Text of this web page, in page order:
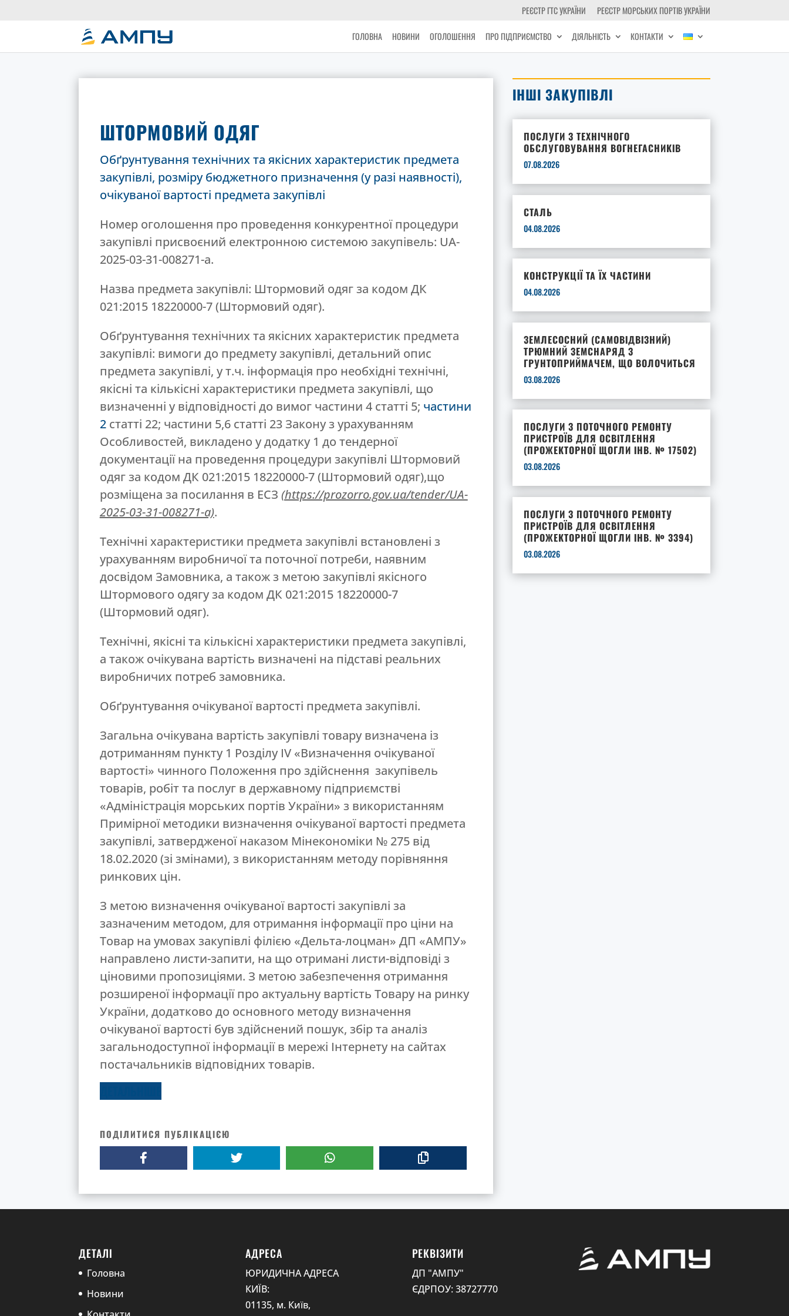
РЕЄСТР ГТС УКРАЇНИ РЕЄСТР МОРСЬКИХ ПОРТІВ УКРАЇНИ
ГОЛОВНА НОВИНИ ОГОЛОШЕННЯ ПРО ПІДПРИЄМСТВО ДІЯЛЬНІСТЬ КОНТАКТИ
ШТОРМОВИЙ ОДЯГ
Обґрунтування технічних та якісних характеристик предмета
закупівлі, розміру бюджетного призначення (у разі наявності),
очікуваної вартості предмета закупівлі
Номер оголошення про проведення конкурентної процедури
закупівлі присвоєний електронною системою закупівель: UA-
2025-03-31-008271-a.
Назва предмета закупівлі: Штормовий одяг за кодом ДК
021:2015 18220000-7 (Штормовий одяг).
Обґрунтування технічних та якісних характеристик предмета
закупівлі: вимоги до предмету закупівлі, детальний опис
предмета закупівлі, у т.ч. інформація про необхідні технічні,
якісні та кількісні характеристики предмета закупівлі, що
визначенні у відповідності до вимог частини 4 статті 5; частини
2статті 22; частини 5,6 статті 23 Закону з урахуванням
Особливостей, викладено у додатку 1 до тендерної
документації на проведення процедури закупівлі Штормовий
одяг за кодом ДК 021:2015 18220000-7 (Штормовий одяг),що
розміщена за посилання в ЕСЗ (https://prozorro.gov.ua/tender/UA-
2025-03-31-008271-a).
Технічні характеристики предмета закупівлі встановлені з
урахуванням виробничої та поточної потреби, наявним
досвідом Замовника, а також з метою закупівлі якісного
Штормового одягу за кодом ДК 021:2015 18220000-7
(Штормовий одяг).
Технічні, якісні та кількісні характеристики предмета закупівлі,
а також очікувана вартість визначені на підставі реальних
виробничих потреб замовника.
Обґрунтування очікуваної вартості предмета закупівлі.
Загальна очікувана вартість закупівлі товару визначена із
дотриманням пункту 1 Розділу ІV «Визначення очікуваної
вартості» чинного Положення про здійснення закупівель
товарів, робіт та послуг в державному підприємстві
«Адміністрація морських портів України» з використанням
Примірної методики визначення очікуваної вартості предмета
закупівлі, затвердженої наказом Мінекономіки № 275 від
18.02.2020 (зі змінами), з використанням методу порівняння
ринкових цін.
З метою визначення очікуваної вартості закупівлі за
зазначеним методом, для отримання інформації про ціни на
Товар на умовах закупівлі філією «Дельта-лоцман» ДП «АМПУ»
направлено листи-запити, на що отримані листи-відповіді з
ціновими пропозиціями. З метою забезпечення отримання
розширеної інформації про актуальну вартість Товару на ринку
України, додатково до основного методу визначення
очікуваної вартості був здійснений пошук, збір та аналіз
загальнодоступної інформації в мережі Інтернету на сайтах
постачальників відповідних товарів.
ПОДІЛИТИСЯ ПУБЛІКАЦІЄЮ
ІНШІ ЗАКУПІВЛІ
ПОСЛУГИ З ТЕХНІЧНОГО
ОБСЛУГОВУВАННЯ ВОГНЕГАСНИКІВ
07.08.2026
СТАЛЬ
04.08.2026
КОНСТРУКЦІЇ ТА ЇХ ЧАСТИНИ
04.08.2026
ЗЕМЛЕСОСНИЙ (САМОВІДВІЗНИЙ)
ТРЮМНИЙ ЗЕМСНАРЯД З
ГРУНТОПРИЙМАЧЕМ, ЩО ВОЛОЧИТЬСЯ
03.08.2026
ПОСЛУГИ З ПОТОЧНОГО РЕМОНТУ
ПРИСТРОЇВ ДЛЯ ОСВІТЛЕННЯ
(ПРОЖЕКТОРНОЇ ЩОГЛИ ІНВ. № 17502)
03.08.2026
ПОСЛУГИ З ПОТОЧНОГО РЕМОНТУ
ПРИСТРОЇВ ДЛЯ ОСВІТЛЕННЯ
(ПРОЖЕКТОРНОЇ ЩОГЛИ ІНВ. № 3394)
03.08.2026
ДЕТАЛІ
Головна
Новини
АДРЕСА
ЮРИДИЧНА АДРЕСА
КИЇВ:
01135, м. Київ,
РЕКВІЗИТИ
ДП "АМПУ"
ЄДРПОУ: 38727770